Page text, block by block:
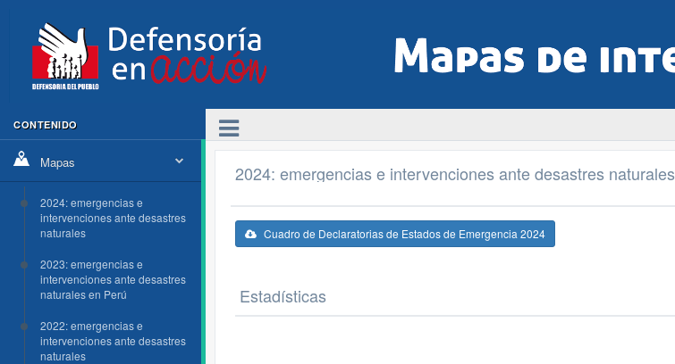
CONTENIDO
Mapas
2024: emergencias e
intervenciones ante desastres
naturales
2023: emergencias e
intervenciones ante desastres
naturales en Perú
2022: emergencias e
intervenciones ante desastres
naturales
2024: emergencias e intervenciones ante desastres naturales
Cuadro de Declaratorias de Estados de Emergencia 2024
Estadísticas